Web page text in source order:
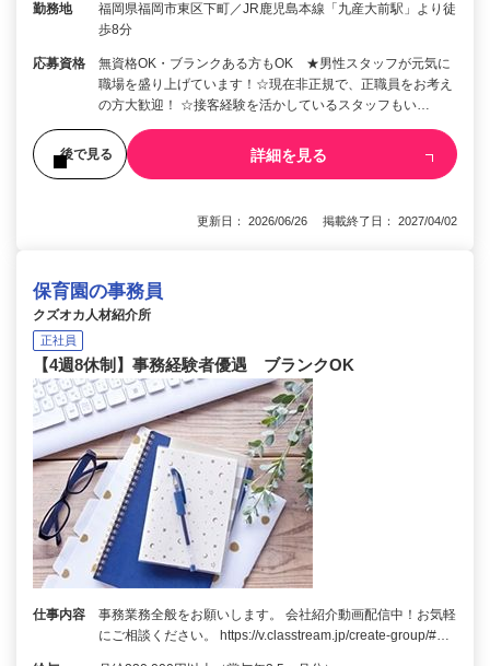
勤務地
福岡県福岡市東区下町／JR鹿児島本線「九産大前駅」より徒
歩8分
応募資格
無資格OK・ブランクある方もOK ★男性スタッフが元気に
職場を盛り上げています！☆現在非正規で、正職員をお考え
の方大歓迎！ ☆接客経験を活かしているスタッフもい…
後で見る 詳細を見る
更新日： 2026/06/26 掲載終了日： 2027/04/02
保育園の事務員
クズオカ人材紹介所
正社員
【4週8休制】事務経験者優遇 ブランクOK
仕事内容
事務業務全般をお願いします。 会社紹介動画配信中！お気軽
にご相談ください。 https://v.classtream.jp/create-group/#…